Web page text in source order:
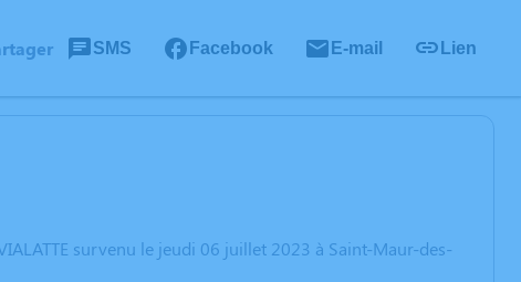
SMS Facebook E-mail Lien
survenu le jeudi 06 juillet 2023 à Saint-Maur-des-